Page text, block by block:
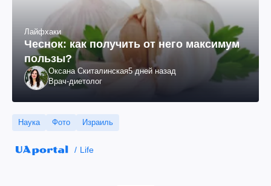
Лайфхаки
Чеснок: как получить от него максимум
пользы?
Оксана Скиталинская5 дней назад
Врач-диетолог
Наука Фото Израиль
Life